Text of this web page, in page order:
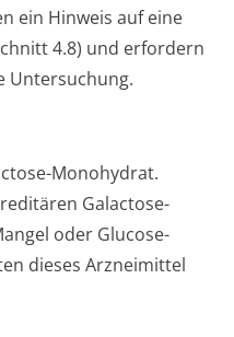
ein Hinweis auf eine
4.8) und erfordern
Untersuchung.
Monohydrat.
Galactose-
oder Glucose-
dieses Arzneimittel